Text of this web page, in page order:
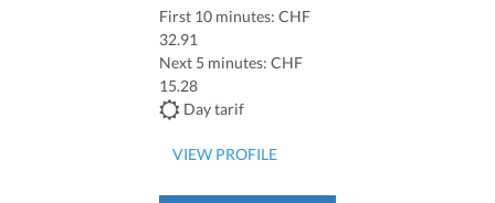
First 10 minutes: CHF
32.91
Next 5 minutes: CHF
15.28
Day tarif
VIEW PROFILE